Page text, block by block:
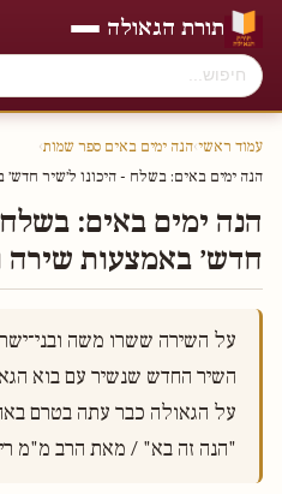
תורת הגאולה
עמוד ראשי›הנה ימים באים ספר שמות›
הנה ימים באים: בשלח - היכונו ל׳שיר
הנה ימים באים: בשלח
חדש׳ באמצעות
"הנה זה בא" / מאת הרב מ"מ